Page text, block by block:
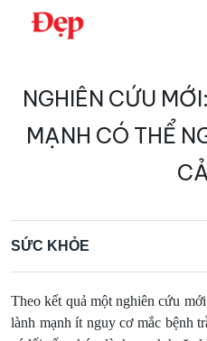
Chuyển
kiếm
NGHIÊN CỨU
MẠNH CÓ THỂ
SỨC KHỎE
Theo kết quả một nghiên cứu
lành mạnh ít nguy cơ mắc bệnh